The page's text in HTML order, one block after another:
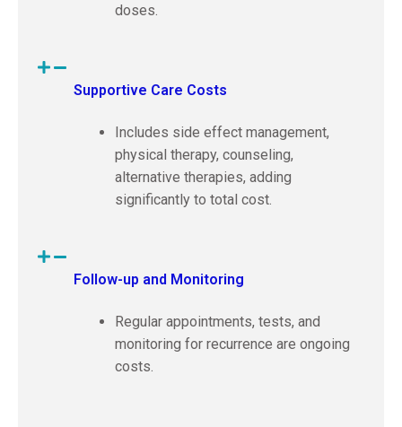
doses.
Supportive Care Costs
Includes side effect management,
physical therapy, counseling,
alternative therapies, adding
significantly to total cost.
Follow-up and Monitoring
Regular appointments, tests, and
monitoring for recurrence are ongoing
costs.